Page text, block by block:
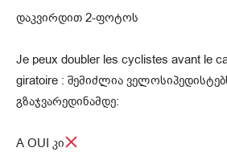
დაკვირდით 2-ფოტოს
Je peux doubler les cyclistes avant le
giratoire : შემიძლია
გზაჯვარედინამდე:
A OUI კი